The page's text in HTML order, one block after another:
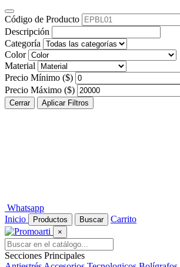
Código de Producto
Descripción
Categoría
Color
Material
Precio Mínimo ($)
Precio Máximo ($)
Cerrar Aplicar Filtros
Whatsapp
Inicio
Productos Buscar Carrito
×
Secciones Principales